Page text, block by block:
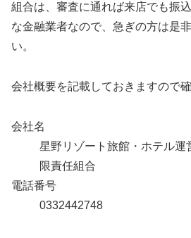
組合は、審査に通れば来店でも振
な金融業者なので、急ぎの方は是
い。
会社概要を記載しておきますので
会社名
星野リゾート旅館・ホテル運
限責任組合
電話番号
0332442748